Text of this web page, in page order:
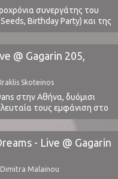
συνεργάτης του
Birthday Party) και της
κυκλοφορία του τελευταίου
Woman", θα εμφανιστεί
Παρασκευή 31 Μαρτίου,
του Serge Gainsbourg. Η
@ Gagarin 205,
Skoteinos
στην Αθήνα, δυόμισι
τους εμφάνιση στο
το Δεκέμβρη του 2014,
το 2016 ("The
να διαβάσετε το review
συγκρότημα τόσο για το
τόσο στη λίστα μας
...
- Live @ Gagarin
Malainou